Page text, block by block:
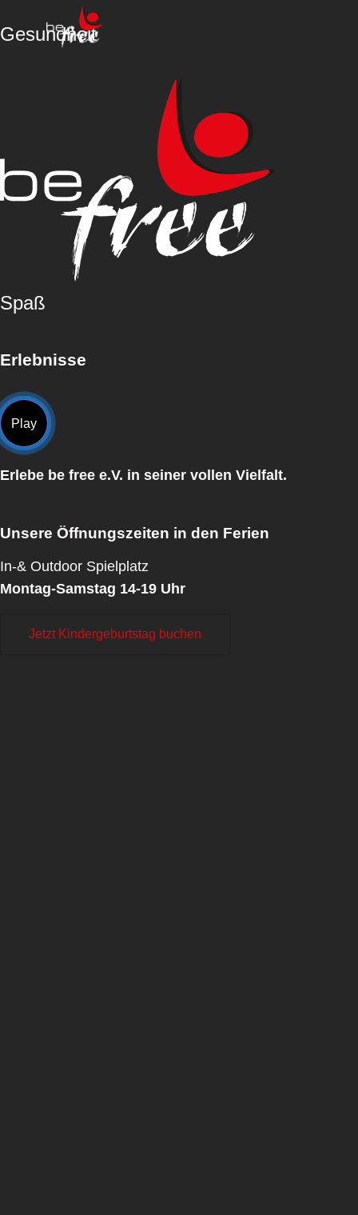
Gesundheit
Spaß
Erlebnisse
Play
Erlebe be free e.V. in seiner vollen Vielfalt.
Unsere Öffnungszeiten in den Ferien
In-& Outdoor Spielplatz
Montag-Samstag 14-19 Uhr
Jetzt Kindergeburtstag buchen